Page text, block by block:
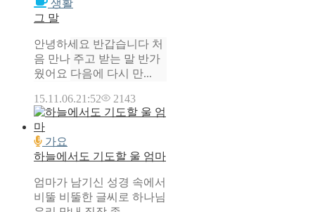
생활
그 말
안녕하세요 반갑습니다 처
음 만나 주고 받는 말 반가
웠어요 다음에 다시 만...
15.11.06.21:52 2143
가요
하늘에서도 기도할 울 엄마
엄마가 남기신 성경 속에서
비뚤 비뚤한 글씨로 하나님